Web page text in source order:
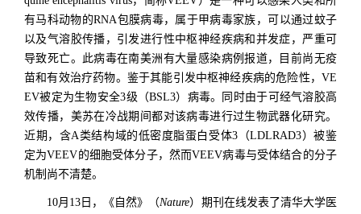
有马科动物的RNA包膜病毒，属于甲病毒家族，可以通过蚊子
以及气溶胶传播，引发进行性中枢神经疾病和并发症，严重可
导致死亡。此病毒在南美洲有大量感染病例报道，目前尚无疫
苗和有效治疗药物。鉴于其能引发中枢神经疾病的危险性，VE
EV被定为生物安全3级（BSL3）病毒。同时由于可经气溶胶高
效传播，美苏在冷战期间都对该病毒进行过生物武器化研究。
近期，含A类结构域的低密度脂蛋白受体3（LDLRAD3）被鉴
定为VEEV的细胞受体分子，然而VEEV病毒与受体结合的分子
机制尚不清楚。
10月13日，《自然》（Nature）期刊在线发表了清华大学医